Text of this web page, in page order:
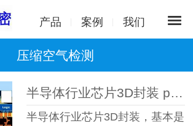
产品 案例 我们
压缩空气检测
半导体行业芯片3D封装 particles检测先行
半导体行业芯片3D封装，基本是